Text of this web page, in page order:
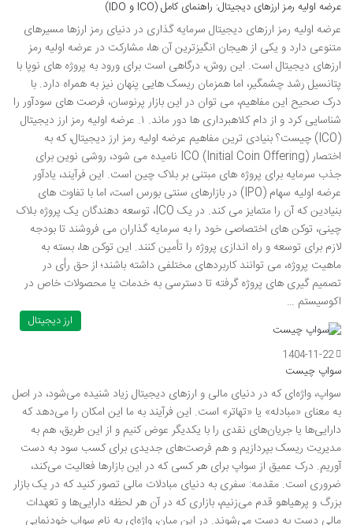
عرضه اولیه رمز ارزهای دیجیتال: راهنمای کامل (ICO و IDO)
عرضه اولیه رمز ارزهای دیجیتال سرمایه گذاری در دنیای رمز ارزها مسیرهای
متنوعی دارد و یکی از هیجان انگیزترین آن ها، مشارکت در عرضه اولیه رمز
ارزهای دیجیتال است. این روش، درگاهی است برای ورود به پروژه های نوپا با
پتانسیل رشد چشمگیر، اما همزمان ریسک هایی پنهان نیز به همراه دارد. با
درک صحیح این مفاهیم، می توان در این بازار پرنوسان، فرصت های سودآور را
شناسایی کرد و از دام کلاهبرداری ها دور ماند. ۱. عرضه اولیه رمز ارز دیجیتال
(ICO) چیست؟ بنیادی ترین مفاهیم عرضه اولیه رمز ارز دیجیتال، که به
اختصار ICO (Initial Coin Offering) نامیده می شود، روشی نوین برای
جذب سرمایه برای پروژه های مبتنی بر بلاک چین است. این فرآیند، یادآور
عرضه اولیه سهام (IPO) در بازارهای سنتی بورس است، اما با تفاوت های
بنیادین که آن را متمایز می کند. در یک ICO، توسعه دهندگان یک پروژه بلاک
چینی، توکن های اختصاصی خود را به سرمایه گذاران می فروشند تا بودجه
لازم برای توسعه و راه اندازی پروژه را تأمین کنند. این توکن ها، بسته به
ماهیت پروژه، می توانند کاربردهای مختلفی داشته باشند؛ از حق رأی در
تصمیم گیری های پروژه گرفته تا دسترسی به خدمات یا محصولات خاص در
اکوسیستم …
ارز دیجیتال
1404-11-22
سواپ چیست
سواپ، واژه‌ای که در دنیای مالی و ارزهای دیجیتال زیاد شنیده می‌شود، در اصل
به معنای «مبادله» یا «تهاتر» است. این فرآیند به ما این امکان را می‌دهد که
دارایی‌ها یا جریان‌های نقدی را با یکدیگر عوض کنیم و از این طریق، هم به
مدیریت ریسک بپردازیم و هم فرصت‌های جدیدی برای کسب سود به دست
آوریم. درک عمیق از سواپ برای هر کسی که در این بازارها فعالیت می‌کند،
ضروری است. مقدمه: سفری به دنیای مبادلات مالی تصور کنید که در یک بازار
بزرگ و پرهیاهو قدم می‌زنیم، بازاری که در آن هر لحظه دارایی‌ها و تعهدات